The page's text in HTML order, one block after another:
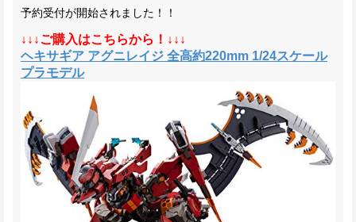
予約受付が開始されました！！
↓↓↓ご購入はこちらから！↓↓↓
ヘキサギア アグニレイジ 全高約220mm 1/24スケール
プラモデル